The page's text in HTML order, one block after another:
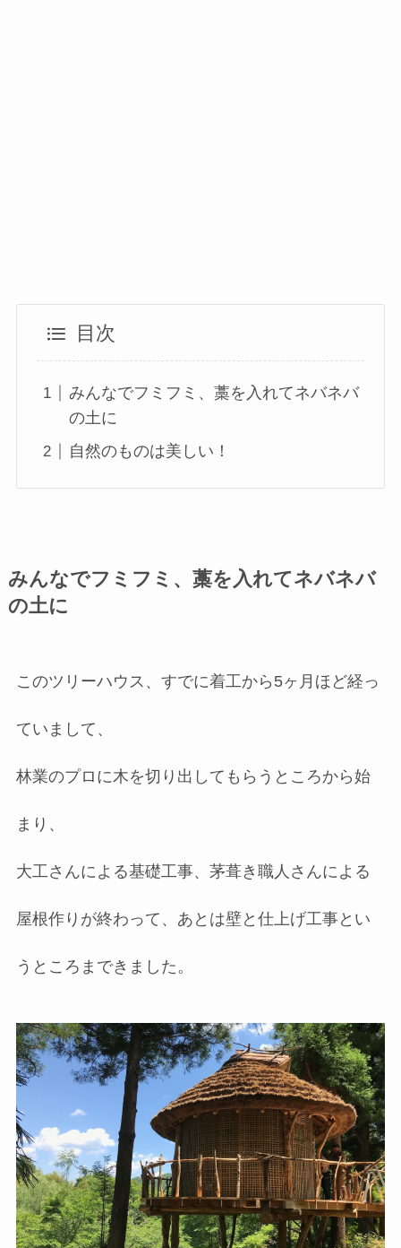
目次
みんなでフミフミ、藁を入れてネバネバ
の土に
自然のものは美しい！
みんなでフミフミ、藁を入れてネバネバ
の土に
このツリーハウス、すでに着工から5ヶ月ほど経っ
ていまして、
林業のプロに木を切り出してもらうところから始
まり、
大工さんによる基礎工事、茅葺き職人さんによる
屋根作りが終わって、あとは壁と仕上げ工事とい
うところまできました。